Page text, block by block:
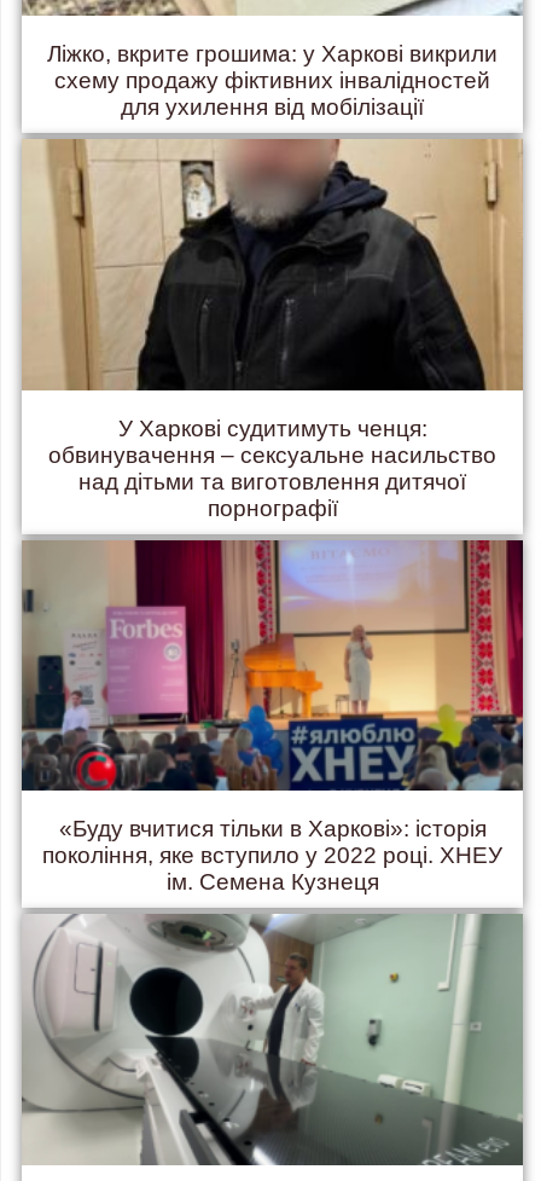
Ліжко, вкрите грошима: у Харкові викрили
схему продажу фіктивних інвалідностей
для ухилення від мобілізації
У Харкові судитимуть ченця:
обвинувачення – сексуальне насильство
над дітьми та виготовлення дитячої
порнографії
«Буду вчитися тільки в Харкові»: історія
покоління, яке вступило у 2022 році. ХНЕУ
ім. Семена Кузнеця